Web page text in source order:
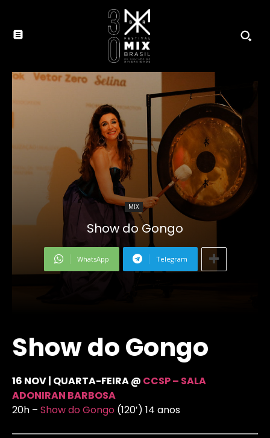
MIX
Show do Gongo
WhatsApp Telegram
Show do Gongo
16 NOV | QUARTA-FEIRA @ CCSP – SALA
ADONIRAN BARBOSA
20h – Show do Gongo (120′) 14 anos